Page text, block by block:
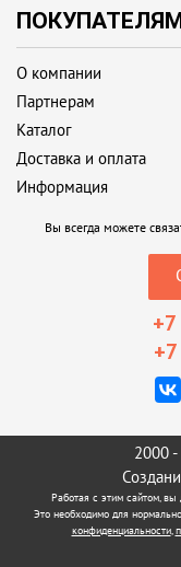
ПОКУПАТЕЛЯМ
О компании
Партнерам
Каталог
Доставка и оплата
Информация
Вы всегда можете
2000
Работая с этим сайтом, вы
Это необходимо для
конфиденциальности,